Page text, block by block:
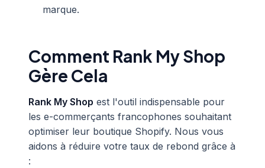
marque.
Comment Rank My Shop
Gère Cela
Rank My Shop est l'outil indispensable pour
les e-commerçants francophones souhaitant
optimiser leur boutique Shopify. Nous vous
aidons à réduire votre taux de rebond grâce à
: